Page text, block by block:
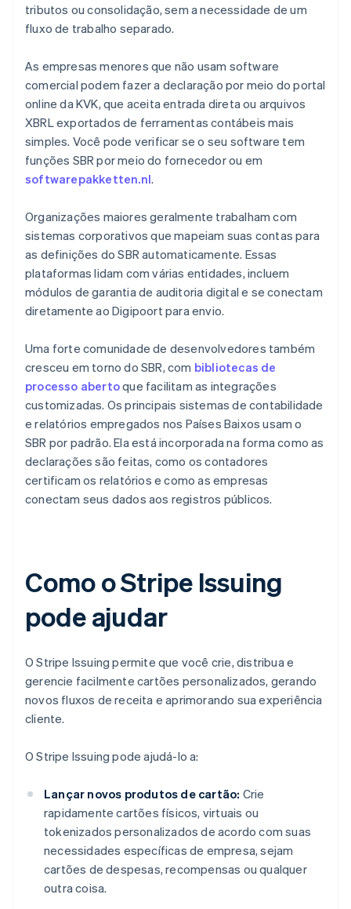
tributos ou consolidação, sem a necessidade de um
fluxo de trabalho separado.
As empresas menores que não usam software
comercial podem fazer a declaração por meio do portal
online da KVK, que aceita entrada direta ou arquivos
XBRL exportados de ferramentas contábeis mais
simples. Você pode verificar se o seu software tem
funções SBR por meio do fornecedor ou em
softwarepakketten.nl.
Organizações maiores geralmente trabalham com
sistemas corporativos que mapeiam suas contas para
as definições do SBR automaticamente. Essas
plataformas lidam com várias entidades, incluem
módulos de garantia de auditoria digital e se conectam
diretamente ao Digipoort para envio.
Uma forte comunidade de desenvolvedores também
cresceu em torno do SBR, com bibliotecas de
processo abertoque facilitam as integrações
customizadas. Os principais sistemas de contabilidade
e relatórios empregados nos Países Baixos usam o
SBR por padrão. Ela está incorporada na forma como as
declarações são feitas, como os contadores
certificam os relatórios e como as empresas
conectam seus dados aos registros públicos.
Como o Stripe Issuing
pode ajudar
O Stripe Issuing permite que você crie, distribua e
gerencie facilmente cartões personalizados, gerando
novos fluxos de receita e aprimorando sua experiência
cliente.
O Stripe Issuing pode ajudá-lo a:
Lançar novos produtos de cartão: Crie
rapidamente cartões físicos, virtuais ou
tokenizados personalizados de acordo com suas
necessidades específicas de empresa, sejam
cartões de despesas, recompensas ou qualquer
outra coisa.